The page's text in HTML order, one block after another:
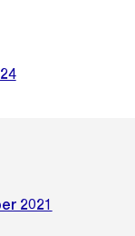
2021